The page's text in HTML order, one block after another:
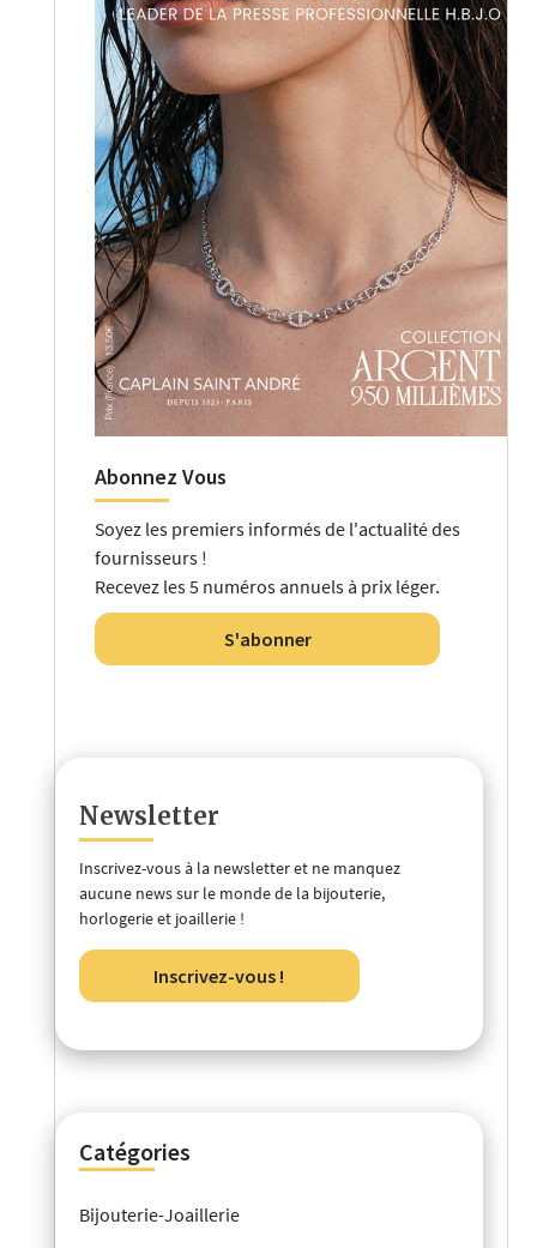
Abonnez Vous
Soyez les premiers informés de l'actualité des
fournisseurs !
Recevez les 5 numéros annuels à prix léger.
S'abonner
Newsletter
Inscrivez-vous à la newsletter et ne manquez
aucune news sur le monde de la bijouterie,
horlogerie et joaillerie !
Inscrivez-vous !
Catégories
Bijouterie-Joaillerie